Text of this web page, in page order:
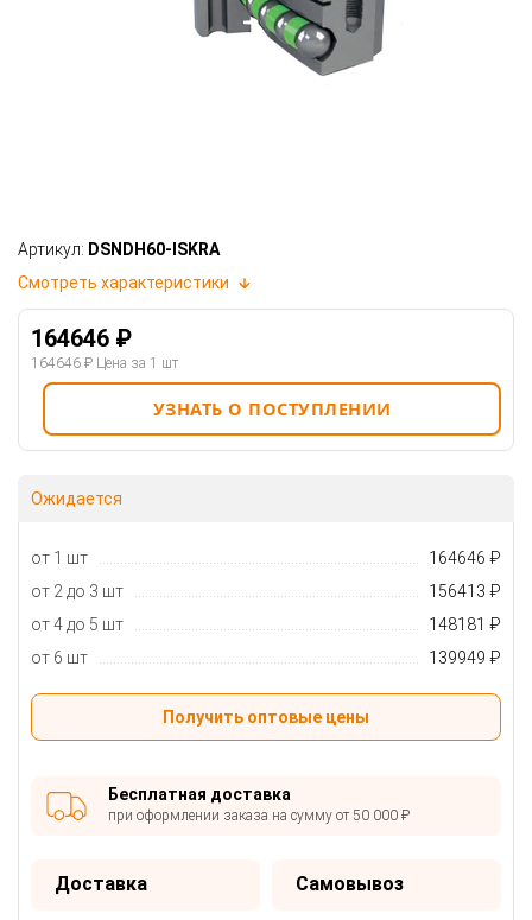
Артикул: DSNDH60-ISKRA
Смотреть характеристики
164646 ₽
164646 ₽ Цена за 1 шт
УЗНАТЬ О ПОСТУПЛЕНИИ
Ожидается
от 1 шт
164646 ₽
от 2 до 3 шт
156413 ₽
от 4 до 5 шт
148181 ₽
от 6 шт
139949 ₽
Получить оптовые цены
Бесплатная доставка
при оформлении заказа на сумму от 50 000 ₽
Доставка Самовывоз